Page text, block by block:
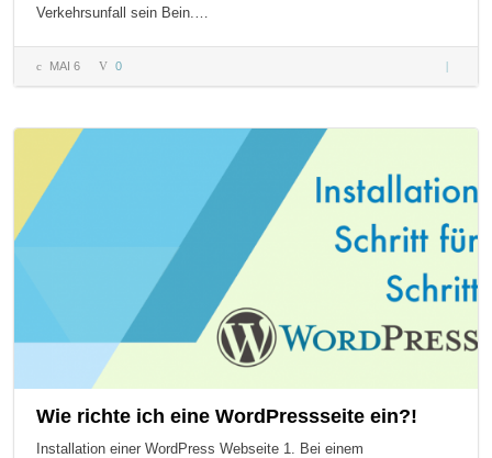
Verkehrsunfall sein Bein.…
MAI 6 0
den du
mit
Wie richte ich eine WordPressseite ein?!
Installation einer WordPress Webseite 1. Bei einem